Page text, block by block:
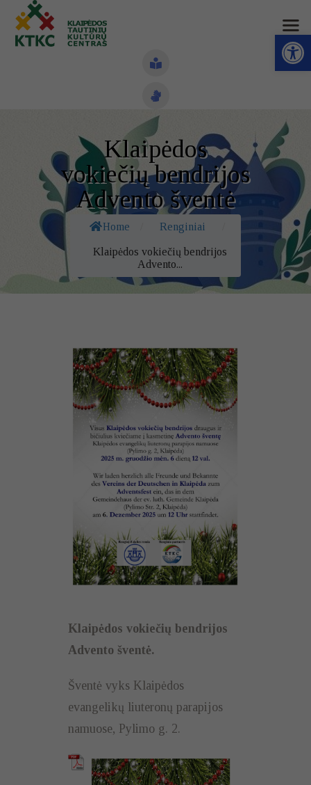
Open toolbar
Klaipėdos
vokiečių bendrijos
Advento šventė
Home Renginiai
Klaipėdos vokiečių bendrijos
Advento...
Struktūra ir kontaktai
Veiklos sritys
Administracinė informacija
Kontaktai
Klaipėdos vokiečių bendrijos
Advento šventė.
Šventė vyks Klaipėdos
evangelikų liuteronų parapijos
namuose, Pylimo g. 2.